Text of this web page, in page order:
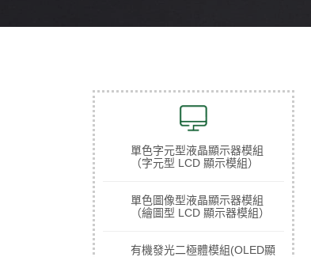
單色字元型液晶顯示器模組
（字元型 LCD 顯示模組）
單色圖像型液晶顯示器模組
（繪圖型 LCD 顯示器模組）
有機發光二極體模組(OLED顯